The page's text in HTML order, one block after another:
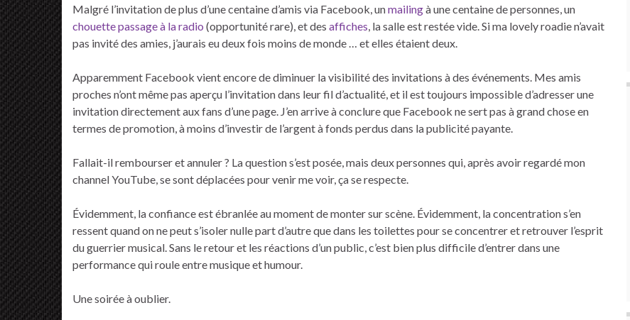
Malgré l’invitation de plus d’une centaine d’amis via Facebook, unmailingà une centaine de personnes, un
chouette passage à la radio (opportunité rare), et des affiches, la salle est restée vide. Si ma lovely roadie n’avait
pas invité des amies, j’aurais eu deux fois moins de monde … et elles étaient deux.
Apparemment Facebook vient encore de diminuer la visibilité des invitations à des événements. Mes amis
proches n’ont même pas aperçu l’invitation dans leur fil d’actualité, et il est toujours impossible d’adresser une
invitation directement aux fans d’une page. J’en arrive à conclure que Facebook ne sert pas à grand chose en
termes de promotion, à moins d’investir de l’argent à fonds perdus dans la publicité payante.
Fallait-il rembourser et annuler ? La question s’est posée, mais deux personnes qui, après avoir regardé mon
channel YouTube, se sont déplacées pour venir me voir, ça se respecte.
Évidemment, la confiance est ébranlée au moment de monter sur scène. Évidemment, la concentration s’en
ressent quand on ne peut s’isoler nulle part d’autre que dans les toilettes pour se concentrer et retrouver l’esprit
du guerrier musical. Sans le retour et les réactions d’un public, c’est bien plus difficile d’entrer dans une
performance qui roule entre musique et humour.
Une soirée à oublier.